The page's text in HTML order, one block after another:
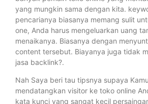
yang mungkin sama dengan kita.
pencarianya biasanya memang sulit
one, Anda harus mengeluarkan uang
menaikanya. Biasanya dengan
content tersebut. Biayanya juga tidak
jasa backlink?.
Nah Saya beri tau tipsnya supaya
mendatangkan visitor ke toko online
kata kunci yang sangat kecil